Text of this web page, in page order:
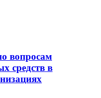
вопросам
средств в